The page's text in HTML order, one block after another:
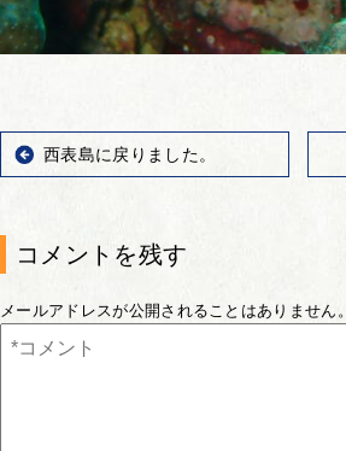
西表島に戻りました。
コメントを残す
メールアドレスが公開されることはありません。